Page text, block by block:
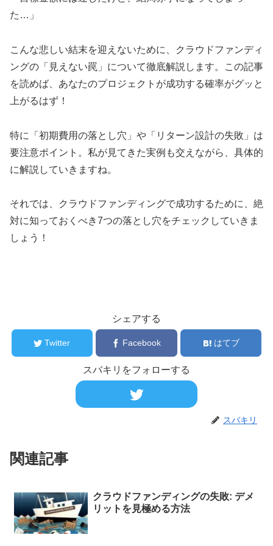
た…」
こんな悲しい結末を迎えないために、クラウドファンディ
ングの「見えない罠」について徹底解説します。この記事
を読めば、あなたのプロジェクトが成功する確率がグッと
上がるはず！
特に「初期費用の落とし穴」や「リターン設計の失敗」は
要注意ポイント。私が見てきた実例も交えながら、具体的
に解説していきますね。
それでは、クラウドファンディングで成功するために、絶
対に知っておくべき7つの落とし穴をチェックしていきま
しょう！
シェアする
Twitter Facebook はてブ
スバキリをフォローする
スバキリ
関連記事
クラウドファンディングの失敗: デメ
リットを見極める方法